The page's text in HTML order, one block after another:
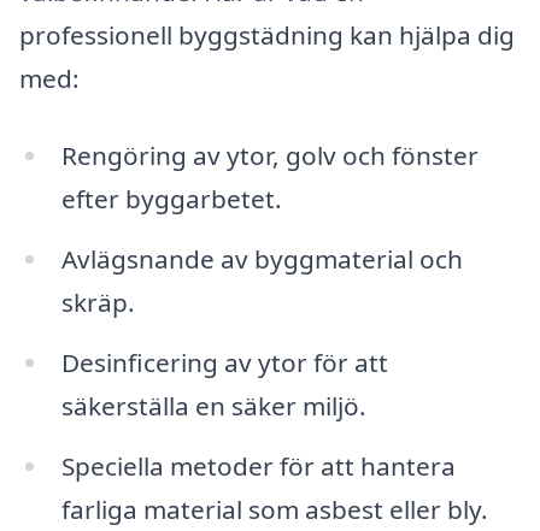
professionell byggstädning kan hjälpa dig
med:
Rengöring av ytor, golv och fönster
efter byggarbetet.
Avlägsnande av byggmaterial och
skräp.
Desinficering av ytor för att
säkerställa en säker miljö.
Speciella metoder för att hantera
farliga material som asbest eller bly.